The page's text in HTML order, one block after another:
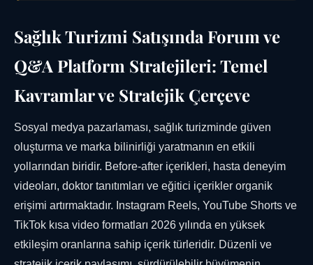
Sağlık Turizmi Satışında Forum ve
Q&A Platform Stratejileri: Temel
Kavramlar ve Stratejik Çerçeve
Sosyal medya pazarlaması, sağlık turizminde güven
oluşturma ve marka bilinirliği yaratmanın en etkili
yollarından biridir. Before-after içerikleri, hasta deneyim
videoları, doktor tanıtımları ve eğitici içerikler organik
erişimi artırmaktadır. Instagram Reels, YouTube Shorts ve
TikTok kısa video formatları 2026 yılında en yüksek
etkileşim oranlarına sahip içerik türleridir. Düzenli ve